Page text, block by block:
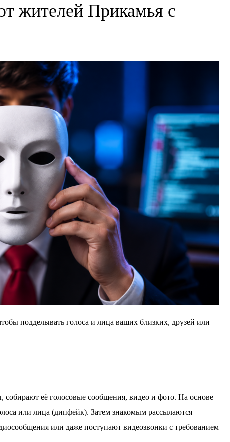
жителей Прикамья с
подделывать голоса и лица ваших близких, друзей или
её голосовые сообщения, видео и фото. На основе
или лица (дипфейк). Затем знакомым рассылаются
или даже поступают видеозвонки с требованием